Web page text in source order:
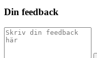
Din feedback